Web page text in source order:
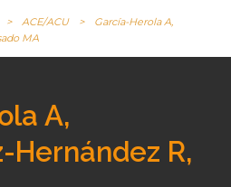
> ACE/ACU >
García-Herola A,
MA
A,
Hernández R,